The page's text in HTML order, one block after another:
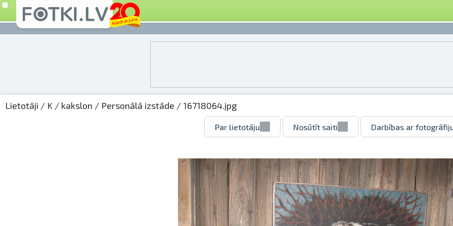
Lietotāji / K / kakslon / Personālā izstāde / 16718064.jpg
Par lietotāju Nosūtīt saiti Darbības ar